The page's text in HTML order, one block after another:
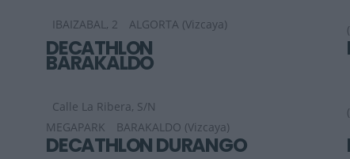
IBAIZABAL, 2 ALGORTA (Vizcaya)
DECATHLON
BARAKALDO
Calle La Ribera, S/N
MEGAPARK
BARAKALDO (Vizcaya)
DECATHLON DURANGO